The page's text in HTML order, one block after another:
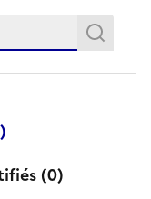
)
(0)